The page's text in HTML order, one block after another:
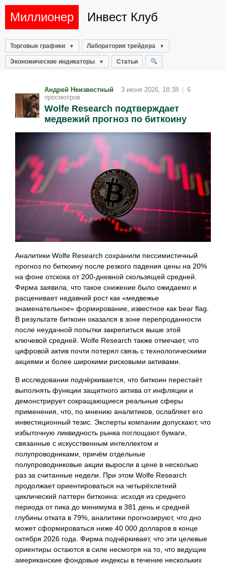
Миллионер Инвест Клуб
Торговые графики Лаборатория трейдера
Экономические индикаторы Статьи
Андрей Неизвестный 3 июня 2026, 18:38
6
просмотров
Wolfe Research подтверждает
медвежий прогноз по биткоину
Аналитики Wolfe Research сохранили пессимистичный
прогноз по биткоину после резкого падения цены на 20%
на фоне отскока от 200-дневной скользящей средней.
Фирма заявила, что такое снижение было ожидаемо и
расценивает недавний рост как «медвежье
знаменательное» формирование, известное как bear flag.
В результате биткоин оказался в зоне перепроданности
после неудачной попытки закрепиться выше этой
ключевой средней. Wolfe Research также отмечает, что
цифровой актив почти потерял связь с технологическими
акциями и более широкими рисковыми активами.
В исследовании подчёркивается, что биткоин перестаёт
выполнять функции защитного актива от инфляции и
демонстрирует сокращающиеся реальные сферы
применения, что, по мнению аналитиков, ослабляет его
инвестиционный тезис. Эксперты компании допускают, что
избыточную ликвидность рынка поглощают бумаги,
связанные с искусственным интеллектом и
полупроводниками, причём отдельные
полупроводниковые акции выросли в цене в несколько
раз за считанные недели. При этом Wolfe Research
продолжает ориентироваться на четырёхлетний
циклический паттерн биткоина: исходя из среднего
периода от пика до минимума в 381 день и средней
глубины отката в 79%, аналитики прогнозируют, что дно
может сформироваться ниже 40 000 долларов в конце
октября 2026 года. Фирма подчёркивает, что эти целевые
ориентиры остаются в силе несмотря на то, что ведущие
американские фондовые индексы в течение нескольких